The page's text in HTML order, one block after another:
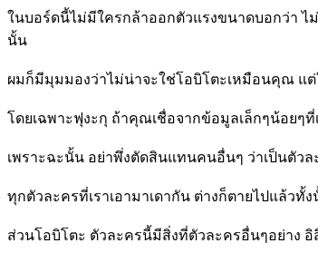
ในบอร์ดนี้ไม่มีใครกล้าออกตัวแรงขนาดบอกว่า ไ
นั้น
ผมก็มีมุมมองว่าไม่น่าจะใช่โอบิโตะเหมือนคุณ แ
โดยเฉพาะฟุงะกุ ถ้าคุณเชื่อจากข้อมูลเล็กๆน้อย
เพราะฉะนั้น อย่าพึ่งตัดสินแทนคนอื่นๆ ว่าเป็นตัว
ทุกตัวละครที่เราเอามาเดากัน ต่างก็ตายไปแล้วทั้
ส่วนโอบิโตะ ตัวละครนี้มีสิ่งที่ตัวละครอื่นๆอย่าง